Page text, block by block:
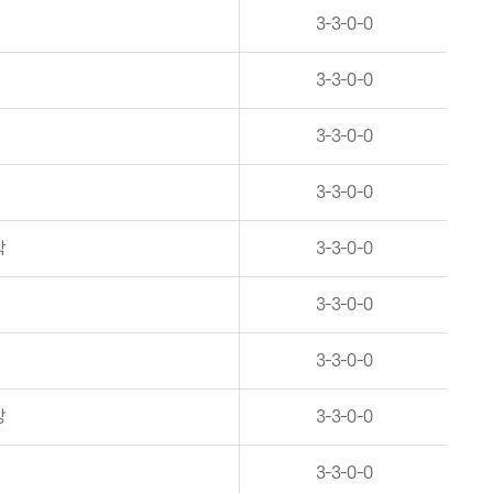
3-3-0-0
3-3-0-0
3-3-0-0
3-3-0-0
3-3-0-0
3-3-0-0
3-3-0-0
3-3-0-0
3-3-0-0